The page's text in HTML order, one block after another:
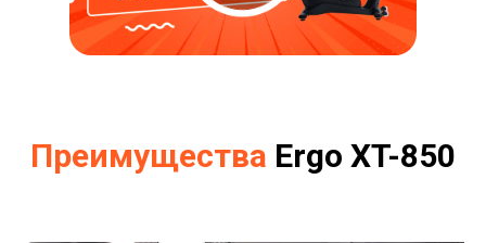
Преимущества Ergo XT-850